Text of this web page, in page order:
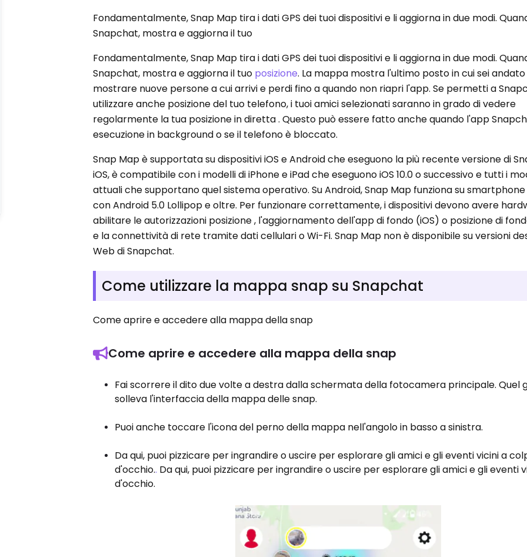
Fondamentalmente, Snap Map tira i dati GPS dei tuoi dispositivi e li aggiorna in due modi.
Snapchat, mostra e aggiorna il tuo
Fondamentalmente, Snap Map tira i dati GPS dei tuoi dispositivi e li aggiorna in due modi.
Snapchat, mostra e aggiorna il tuo posizione. La mappa mostra l'ultimo posto in cui sei
mostrare nuove persone a cui arrivi e perdi fino a quando non riapri l'app. Se permetti a
utilizzare anche posizione del tuo telefono, i tuoi amici selezionati saranno in grado di vedere
regolarmente la tua posizione in diretta . Questo può essere fatto anche quando l'app
esecuzione in background o se il telefono è bloccato.
Snap Map è supportata su dispositivi iOS e Android che eseguono la più recente versione di
iOS, è compatibile con i modelli di iPhone e iPad che eseguono iOS 10.0 o successivo e tutti i
attuali che supportano quel sistema operativo. Su Android, Snap Map funziona su
con Android 5.0 Lollipop e oltre. Per funzionare correttamente, i dispositivi devono avere
abilitare le autorizzazioni posizione , l'aggiornamento dell'app di fondo (iOS) o posizione di
e la connettività di rete tramite dati cellulari o Wi-Fi. Snap Map non è disponibile su versioni
Web di Snapchat.
Come utilizzare la mappa snap su Snapchat
Come aprire e accedere alla mappa della snap
Come aprire e accedere alla mappa della snap
Fai scorrere il dito due volte a destra dalla schermata della fotocamera principale. Quel
solleva l'interfaccia della mappa delle snap.
Puoi anche toccare l'icona del perno della mappa nell'angolo in basso a sinistra.
Da qui, puoi pizzicare per ingrandire o uscire per esplorare gli amici e gli eventi vicini a
d'occhio.. Da qui, puoi pizzicare per ingrandire o uscire per esplorare gli amici e gli eventi
d'occhio.